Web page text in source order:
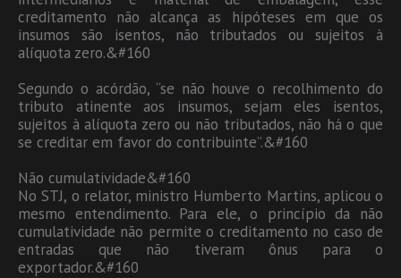
creditamento não alcança as hipóteses em que os
insumos são isentos, não tributados ou sujeitos à
alíquota zero.&#160
Segundo o acórdão, “se não houve o recolhimento do
tributo atinente aos insumos, sejam eles isentos,
sujeitos à alíquota zero ou não tributados, não há o que
se creditar em favor do contribuinte”.&#160
Não cumulatividade&#160
No STJ, o relator, ministro Humberto Martins, aplicou o
mesmo entendimento. Para ele, o princípio da não
cumulatividade não permite o creditamento no caso de
entradas que não tiveram ônus para o
exportador.&#160